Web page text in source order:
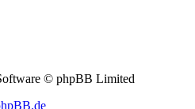
© phpBB Limited